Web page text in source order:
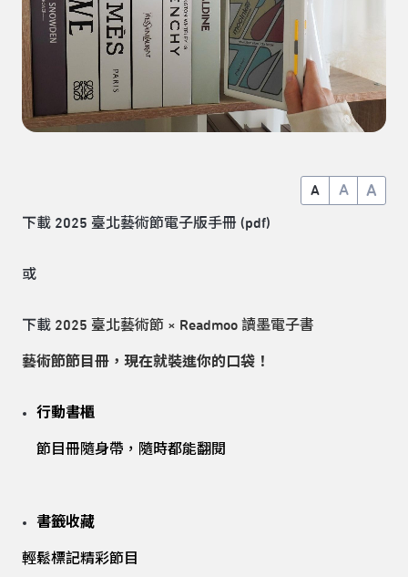
A A A
下載 2025 臺北藝術節電子版手冊 (pdf)
或
下載 2025 臺北藝術節 × Readmoo 讀墨電子書
藝術節節目冊，現在就裝進你的口袋！
行動書櫃
節目冊隨身帶，隨時都能翻閱
書籤收藏
輕鬆標記精彩節目